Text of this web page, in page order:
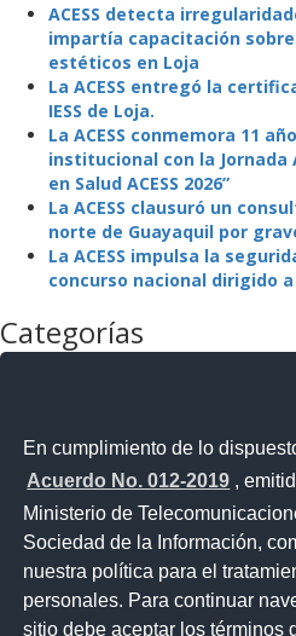
En cumplimiento de lo
Acuerdo No. 012-2019 ,
Ministerio de
Sociedad de la Información,
nuestra política para el
personales. Para continuar
sitio debe aceptar los términos
ACESS detecta
impartía capacitación
estéticos en Loja
La ACESS entregó la
IESS de Loja.
La ACESS conmemora 11
institucional con la Jornada
en Salud ACESS 2026”
La ACESS clausuró un
norte de Guayaquil por
La ACESS impulsa la
concurso nacional dirigido
Categorías
Noticias
Noticias Destacadas
Programas y Servicios
Sin categoría
Contacto
Portal Trámites